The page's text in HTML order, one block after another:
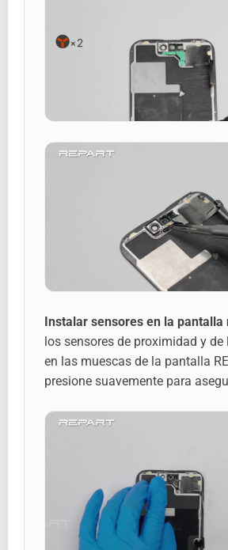
Instalar sensores en la pantalla
los sensores de proximidad y
en las muescas de la pantalla
presione suavemente para